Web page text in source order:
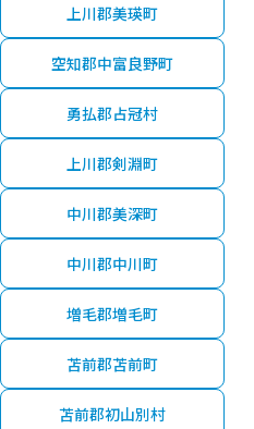
上川郡美瑛町
空知郡中富良野町
勇払郡占冠村
上川郡剣淵町
中川郡美深町
中川郡中川町
増毛郡増毛町
苫前郡苫前町
苫前郡初山別村